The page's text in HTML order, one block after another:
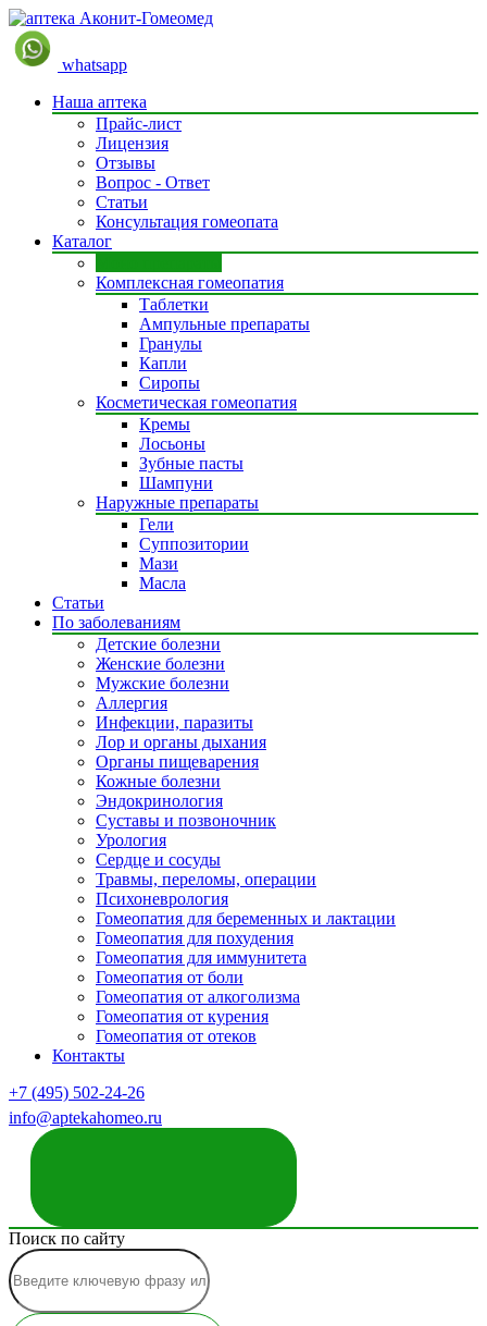
whatsapp
Наша аптека
Прайс-лист
Лицензия
Отзывы
Вопрос - Ответ
Статьи
Консультация гомеопата
Каталог
Комплексная гомеопатия
Таблетки
Ампульные препараты
Гранулы
Капли
Сиропы
Косметическая гомеопатия
Кремы
Лосьоны
Зубные пасты
Шампуни
Наружные препараты
Гели
Суппозитории
Мази
Масла
Статьи
По заболеваниям
Детские болезни
Женские болезни
Мужские болезни
Аллергия
Инфекции, паразиты
Лор и органы дыхания
Органы пищеварения
Кожные болезни
Эндокринология
Суставы и позвоночник
Урология
Сердце и сосуды
Травмы, переломы, операции
Психоневрология
Гомеопатия для беременных и лактации
Гомеопатия для похудения
Гомеопатия для иммунитета
Гомеопатия от боли
Гомеопатия от алкоголизма
Гомеопатия от курения
Гомеопатия от отеков
Контакты
+7 (495) 502-24-26
info@aptekahomeo.ru
Поиск по сайту